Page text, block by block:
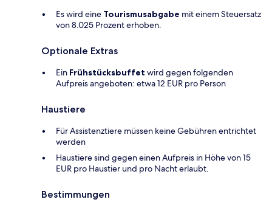
Es wird eine Tourismusabgabe mit einem Steuersatz
von 8.025 Prozent erhoben.
Optionale Extras
Ein Frühstücksbuffet wird gegen folgenden
Aufpreis angeboten: etwa 12 EUR pro Person
Haustiere
Für Assistenztiere müssen keine Gebühren entrichtet
werden
Haustiere sind gegen einen Aufpreis in Höhe von 15
EUR pro Haustier und pro Nacht erlaubt.
Bestimmungen